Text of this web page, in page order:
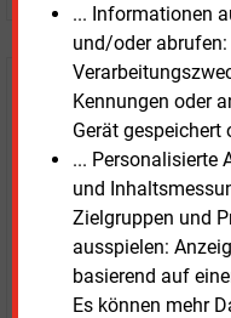
... Informationen
und/oder abrufen:
Kennungen oder
Gerät gespeichert
... Personalisierte
und
Zielgruppen und
ausspielen:
basierend auf
Es können mehr
Testen SieE&M
unverbindlich
Zwei Wochen
Zugang auf
Prognose- und
+ einmal täglich
+ zwei Ausgaben